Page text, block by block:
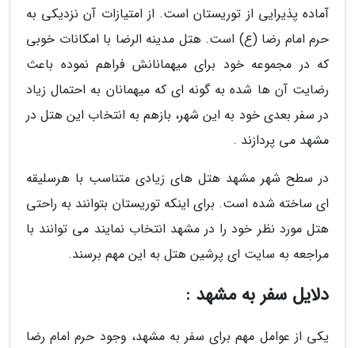
آماده پذیرایی از توریستان است. از امتیازات آن نزدیکی به
حرم امام رضا (ع) است. هتل مدینه الرضا با امکانات خوبی
که در مجموعه خود برای میهمانانش فراهم نموده باعث
رضایت آن ها شده به گونه ای که میهمانان به احتمال زیاد
در سفر بعدی خود به این شهر، بازهم به انتخاب این هتل در
مشهد می پردازند .
در سطح شهر مشهد هتل های زیادی متناسب با هرسلیقه
ای ساخته شده است. برای اینکه توریستان بتوانند به راحتی
هتل مورد نظر خود را در مشهد انتخاب نمایند می توانند با
مراجعه به سایت ای پرشین هتل به این مهم برسند.
دلایل سفر به مشهد :
یکی از عوامل مهم برای سفر به مشهد، وجود حرم امام رضا